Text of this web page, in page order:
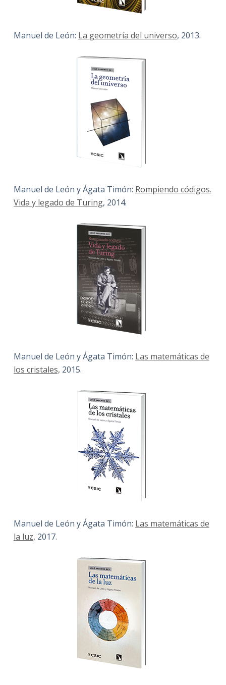
Manuel de León: La geometría del universo, 2013.
Manuel de León y Ágata Timón: Rompiendo códigos.
Vida y legado de Turing, 2014.
Manuel de León y Ágata Timón: Las matemáticas de
los cristales, 2015.
Manuel de León y Ágata Timón: Las matemáticas de
la luz, 2017.